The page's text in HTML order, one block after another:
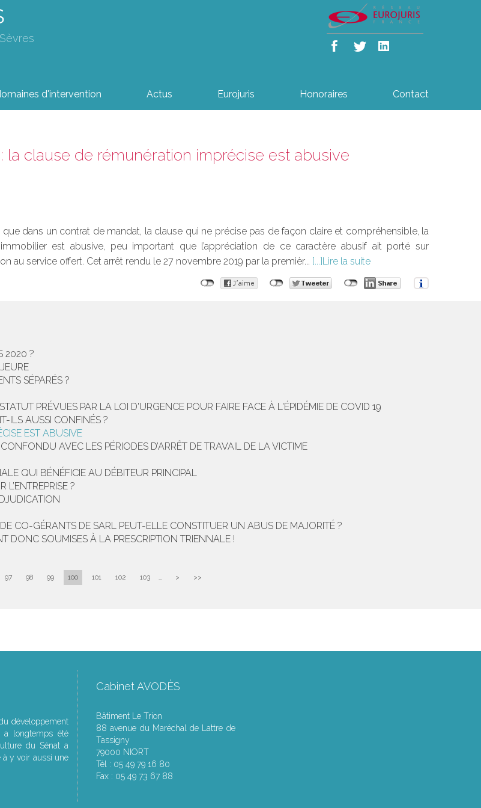
d'intervention Actus Eurojuris Honoraires Contact
la clause de rémunération imprécise est abusive
dans un contrat de mandat, la clause qui ne précise pas de façon claire et compréhensible, la
est abusive, peu important que l’appréciation de ce caractère abusif ait porté sur
au service offert. Cet arrêt rendu le 27 novembre 2019 par la premièr...
Lire la suite
2020 ?
SÉPARÉS ?
PRÉVUES PAR LA LOI D'URGENCE POUR FAIRE FACE À L'ÉPIDÉMIE DE COVID 19
ILS AUSSI CONFINÉS ?
EST ABUSIVE
AVEC LES PÉRIODES D’ARRÊT DE TRAVAIL DE LA VICTIME
QUI BÉNÉFICIE AU DÉBITEUR PRINCIPAL
?
CO-GÉRANTS DE SARL PEUT-ELLE CONSTITUER UN ABUS DE MAJORITÉ ?
DONC SOUMISES À LA PRESCRIPTION TRIENNALE !
97 98 99 100 101 102 103 ... > >>
développement
a longtemps été
du Sénat a
à y voir aussi une
Cabinet AVODÈS
Bâtiment Le Trion
88 avenue du Maréchal de Lattre de
Tassigny
79000 NIORT
Tél : 05 49 79 16 80
Fax : 05 49 73 67 88